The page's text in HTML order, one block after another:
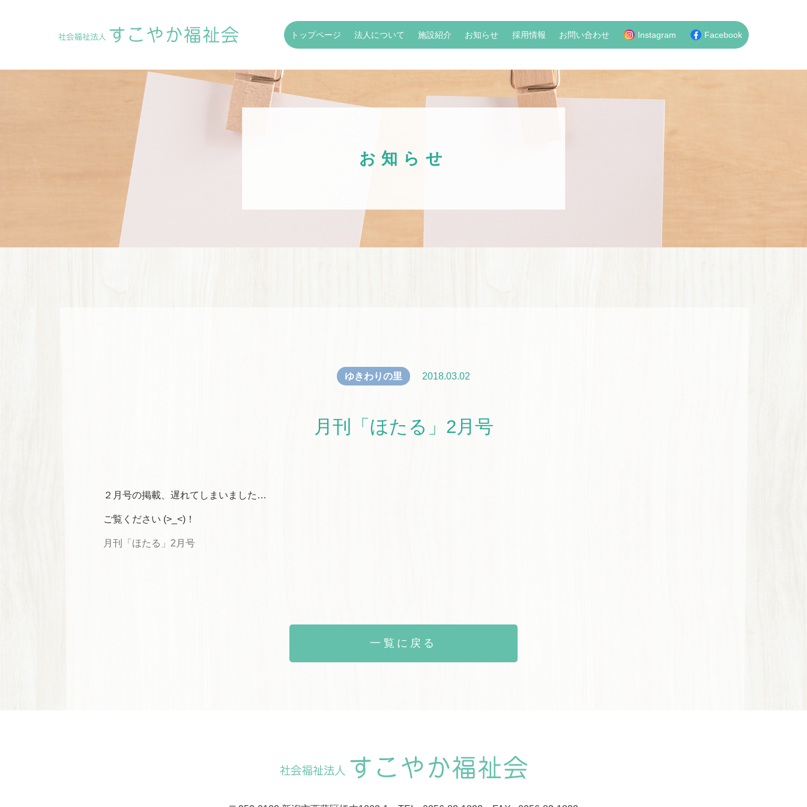
トップページ 法人について 施設紹介 お知らせ 採用情報 お問い合わせ Instagram Facebook
お知らせ
ゆきわりの里 2018.03.02
月刊「ほたる」2月号
２月号の掲載、遅れてしまいました…
ご覧ください (>_<)！
月刊「ほたる」2月号
一覧に戻る